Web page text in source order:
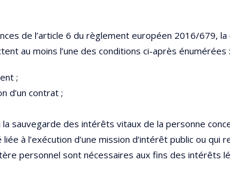
de l’article 6 du règlement européen 2016/679,
au moins l’une des conditions ci-après énumérées :
;
d’un contrat ;
sauvegarde des intérêts vitaux de la personne
à l’exécution d’une mission d’intérêt public ou qui
personnel sont nécessaires aux fins des intérêts